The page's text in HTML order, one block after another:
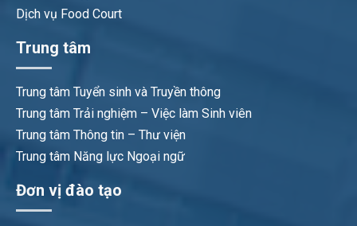
Thạc sĩ Khoa học máy tính
và tác phong công nghiệp; khả năng tổ chức làm
Dịch vụ Food Court
Trung tâm
Trung tâm Tuyển sinh và Truyền thông
Trung tâm Trải nghiệm – Việc làm Sinh viên
Trung tâm Thông tin – Thư viện
Trung tâm Năng lực Ngoại ngữ
Đơn vị đào tạo